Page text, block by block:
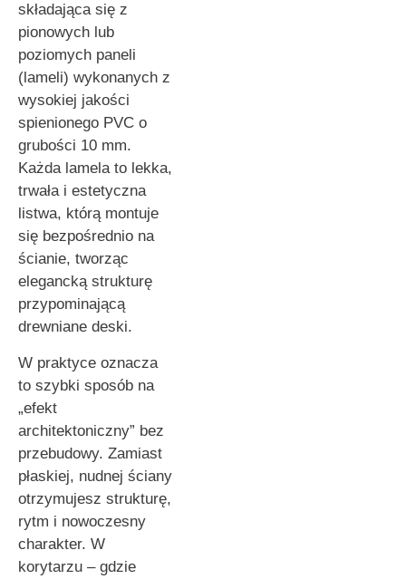
składająca się z
pionowych lub
poziomych paneli
(lameli) wykonanych z
wysokiej jakości
spienionego PVC o
grubości 10 mm.
Każda lamela to lekka,
trwała i estetyczna
listwa, którą montuje
się bezpośrednio na
ścianie, tworząc
elegancką strukturę
przypominającą
drewniane deski.
W praktyce oznacza
to szybki sposób na
„efekt
architektoniczny” bez
przebudowy. Zamiast
płaskiej, nudnej ściany
otrzymujesz strukturę,
rytm i nowoczesny
charakter. W
korytarzu – gdzie